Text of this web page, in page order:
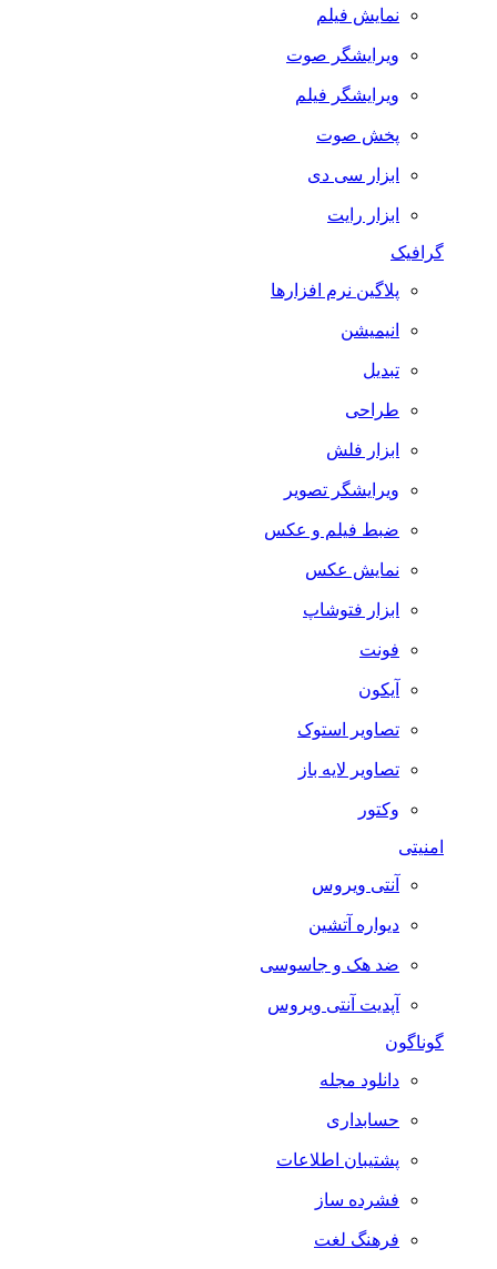
نمایش فیلم
ویرایشگر صوت
ویرایشگر فیلم
پخش صوت
ابزار سی دی
ابزار رایت
گرافیک
پلاگین نرم افزارها
انیمیشن
تبدیل
طراحی
ابزار فلش
ویرایشگر تصویر
ضبط فيلم و عكس
نمایش عکس
ابزار فتوشاپ
فونت
آیکون
تصاویر استوک
تصاویر لایه باز
وکتور
امنیتی
آنتی ویروس
دیواره آتشین
ضد هک و جاسوسی
آپدیت آنتی ویروس
گوناگون
دانلود مجله
حسابداری
پشتیبان اطلاعات
فشرده ساز
فرهنگ لغت